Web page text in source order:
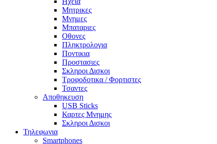
Μητρικες
Μνημες
Μπαταριες
Οθονες
Πληκτρολογια
Ποντικια
Προστασιες
Σκληροι Δισκοι
Τροφοδοτικα / Φορτιστες
Τσαντες
Αποθηκευση
USB Sticks
Καρτες Μνημης
Σκληροι Δισκοι
Τηλεφωνια
Smartphones